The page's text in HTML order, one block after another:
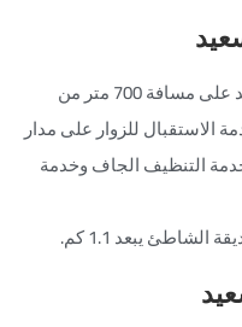
وتوجد قرية النورس السياحية ببورسعيد على مسافة 700 متر من
الاستقبال للزوار على مدار
التنظيف الجاف وخدمة
يبعد 1.1 كم.